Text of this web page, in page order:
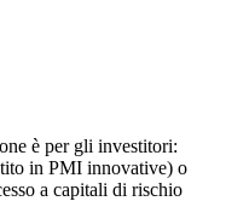
è per gli investitori:
in PMI innovative) o
a capitali di rischio